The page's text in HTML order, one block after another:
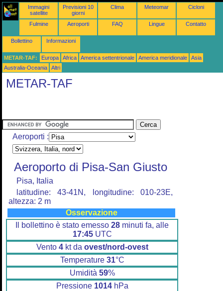
Immagini
satellite
Previsioni 10
giorni
Clima Meteomar Cicloni
Fulmine Aeroporti FAQ Lingue Contatto
Bollettino Informazioni
METAR-TAF: Europa Africa America settentrionale America meridionale
Asia
Australia-Oceania
Altri
METAR-TAF
Aeroporti :
Aeroporto di Pisa-San Giusto
Pisa, Italia
latitudine: 43-41N, longitudine: 010-23E,
altezza: 2 m
Osservazione
Il bollettino è stato emesso 28 minuti fa, alle
17:45UTC
Vento 4kt da ovest/nord-ovest
Temperature 31°C
Umidità 59%
Pressione 1014hPa